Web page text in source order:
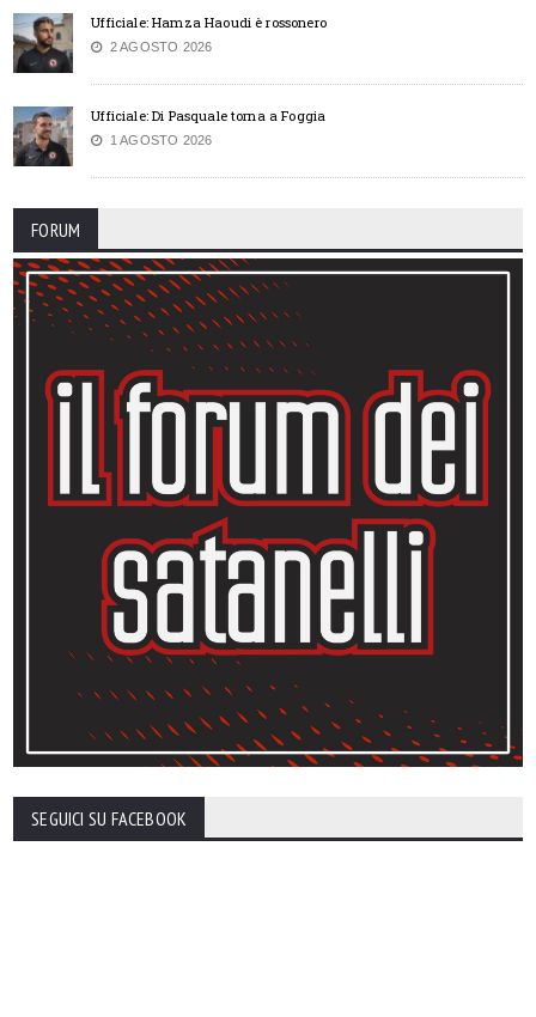
Ufficiale: Hamza Haoudi è rossonero
2 AGOSTO 2026
Ufficiale: Di Pasquale torna a Foggia
1 AGOSTO 2026
FORUM
SEGUICI SU FACEBOOK